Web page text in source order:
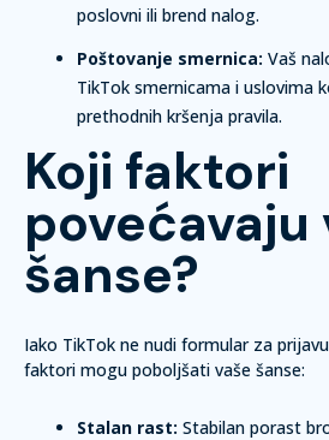
poslovni ili brend nalog.
Poštovanje smernica: Vaš
TikTok smernicama i uslovima
prethodnih kršenja pravila.
Koji faktori
povećavaju
šanse?
Iako TikTok ne nudi formular za
faktori mogu poboljšati vaše šanse:
Stalan rast: Stabilan porast